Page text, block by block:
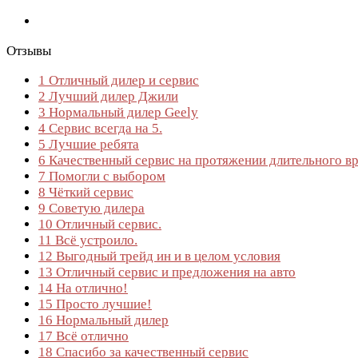
Отзывы
1 Отличный дилер и сервис
2 Лучший дилер Джили
3 Нормальный дилер Geely
4 Сервис всегда на 5.
5 Лучшие ребята
6 Качественный сервис на протяжении длительного
7 Помогли с выбором
8 Чёткий сервис
9 Советую дилера
10 Отличный сервис.
11 Всё устроило.
12 Выгодный трейд ин и в целом условия
13 Отличный сервис и предложения на авто
14 На отлично!
15 Просто лучшие!
16 Нормальный дилер
17 Всё отлично
18 Спасибо за качественный сервис